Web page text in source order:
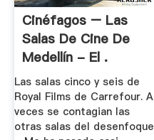
Cinéfagos – Las
Salas De Cine De
Medellín - El .
Las salas cinco y seis de
Royal Films de Carrefour. A
veces se contagian las
otras salas del desenfoque